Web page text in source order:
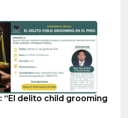
“El delito child grooming